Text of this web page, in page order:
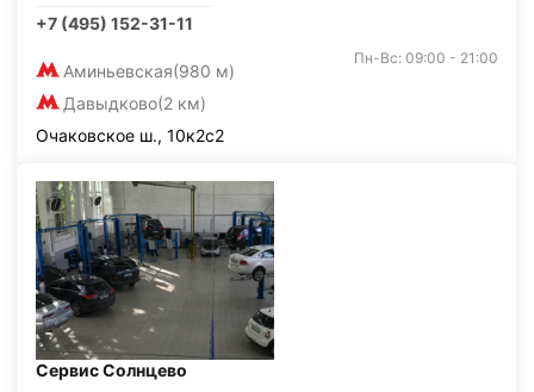
+7 (495) 152-31-11
Аминьевская(980 м)
Давыдково(2 км)
Пн-Вс: 09:00 - 21:00
Очаковское ш., 10к2с2
Сервис Солнцево